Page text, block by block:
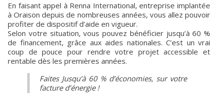
En faisant appel à Renna International, entreprise implantée
à Oraison depuis de nombreuses années, vous allez pouvoir
profiter de dispositif d’aide en vigueur.
Selon votre situation, vous pouvez bénéficier jusqu’à 60 %
de financement, grâce aux aides nationales. C’est un vrai
coup de pouce pour rendre votre projet accessible et
rentable dès les premières années.
Faites Jusqu’à 60 % d’économies, sur votre
facture d’énergie !